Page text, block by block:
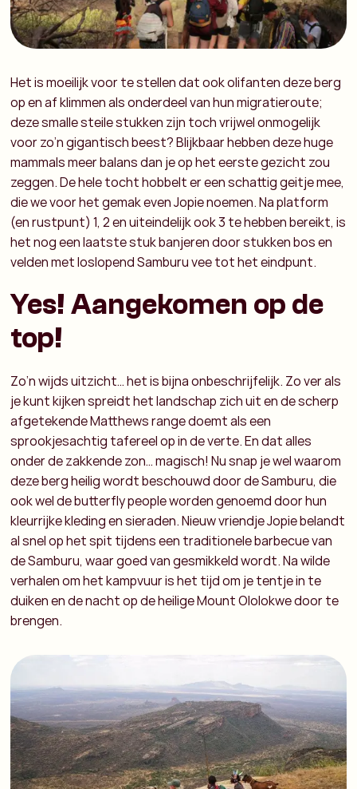
Het is moeilijk voor te stellen dat ook olifanten deze berg
op en af klimmen als onderdeel van hun migratieroute;
deze smalle steile stukken zijn toch vrijwel onmogelijk
voor zo’n gigantisch beest? Blijkbaar hebben deze huge
mammals meer balans dan je op het eerste gezicht zou
zeggen. De hele tocht hobbelt er een schattig geitje mee,
die we voor het gemak even Jopie noemen. Na platform
(en rustpunt) 1, 2 en uiteindelijk ook 3 te hebben bereikt, is
het nog een laatste stuk banjeren door stukken bos en
velden met loslopend Samburu vee tot het eindpunt.
Yes! Aangekomen op de
top!
Zo’n wijds uitzicht… het is bijna onbeschrijfelijk. Zo ver als
je kunt kijken spreidt het landschap zich uit en de scherp
afgetekende Matthews range doemt als een
sprookjesachtig tafereel op in de verte. En dat alles
onder de zakkende zon… magisch! Nu snap je wel waarom
deze berg heilig wordt beschouwd door de Samburu, die
ook wel de butterfly people worden genoemd door hun
kleurrijke kleding en sieraden. Nieuw vriendje Jopie belandt
al snel op het spit tijdens een traditionele barbecue van
de Samburu, waar goed van gesmikkeld wordt. Na wilde
verhalen om het kampvuur is het tijd om je tentje in te
duiken en de nacht op de heilige Mount Ololokwe door te
brengen.